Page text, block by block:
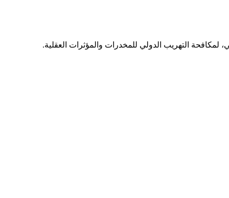
لمكافحة التهريب الدولي للمخدرات والمؤثرات العقلية.